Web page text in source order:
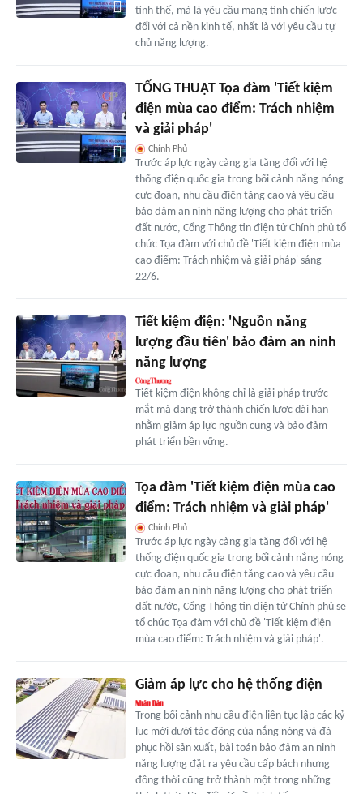
tình thế, mà là yêu cầu mang tính chiến lược
đối với cả nền kinh tế, nhất là với yêu cầu tự
chủ năng lượng.
TỔNG THUẬT Tọa đàm 'Tiết kiệm
điện mùa cao điểm: Trách nhiệm
và giải pháp'
Chính Phủ
Trước áp lực ngày càng gia tăng đối với hệ
thống điện quốc gia trong bối cảnh nắng nóng
cực đoan, nhu cầu điện tăng cao và yêu cầu
bảo đảm an ninh năng lượng cho phát triển
đất nước, Cổng Thông tin điện tử Chính phủ tổ
chức Tọa đàm với chủ đề 'Tiết kiệm điện mùa
cao điểm: Trách nhiệm và giải pháp' sáng
22/6.
Tiết kiệm điện: 'Nguồn năng
lượng đầu tiên' bảo đảm an ninh
năng lượng
Tiết kiệm điện không chỉ là giải pháp trước
mắt mà đang trở thành chiến lược dài hạn
nhằm giảm áp lực nguồn cung và bảo đảm
phát triển bền vững.
Tọa đàm 'Tiết kiệm điện mùa cao
điểm: Trách nhiệm và giải pháp'
Chính Phủ
Trước áp lực ngày càng gia tăng đối với hệ
thống điện quốc gia trong bối cảnh nắng nóng
cực đoan, nhu cầu điện tăng cao và yêu cầu
bảo đảm an ninh năng lượng cho phát triển
đất nước, Cổng Thông tin điện tử Chính phủ sẽ
tổ chức Tọa đàm với chủ đề 'Tiết kiệm điện
mùa cao điểm: Trách nhiệm và giải pháp'.
Giảm áp lực cho hệ thống điện
Trong bối cảnh nhu cầu điện liên tục lập các kỷ
lục mới dưới tác động của nắng nóng và đà
phục hồi sản xuất, bài toán bảo đảm an ninh
năng lượng đặt ra yêu cầu cấp bách nhưng
đồng thời cũng trở thành một trong những